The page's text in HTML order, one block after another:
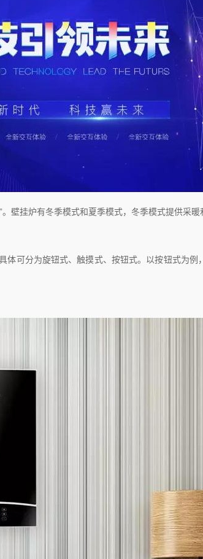
挂炉有冬季模式和夏季模式，冬季模式提供采暖
分为旋钮式、触摸式、按钮式。以按钮式为例